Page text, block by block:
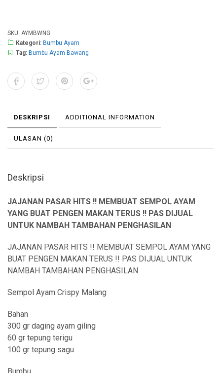
SKU: AYMBWNG
Kategori: Bumbu Ayam
Tag: Bumbu Ayam Bawang
DESKRIPSI ADDITIONAL INFORMATION
ULASAN (0)
Deskripsi
JAJANAN PASAR HITS !! MEMBUAT SEMPOL AYAM
YANG BUAT PENGEN MAKAN TERUS !! PAS DIJUAL
UNTUK NAMBAH TAMBAHAN PENGHASILAN
JAJANAN PASAR HITS !! MEMBUAT SEMPOL AYAM YANG
BUAT PENGEN MAKAN TERUS !! PAS DIJUAL UNTUK
NAMBAH TAMBAHAN PENGHASILAN
Sempol Ayam Crispy Malang
Bahan
300 gr daging ayam giling
60 gr tepung terigu
100 gr tepung sagu